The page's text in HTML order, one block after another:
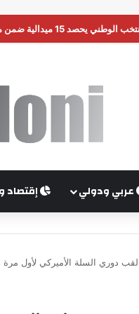
إسرائيلي: واشنطن تضغط على
عربي ودولي إقتصاد
دوري السلة الأميركي لأول مرة منذ